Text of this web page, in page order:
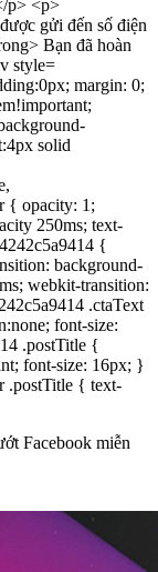
margin: 0;
solid
{ opacity: 1;
250ms; text-
{
background-
webkit-transition:
.ctaText
font-size:
.postTitle {
font-size: 16px; }
.postTitle { text-
Facebook miễn